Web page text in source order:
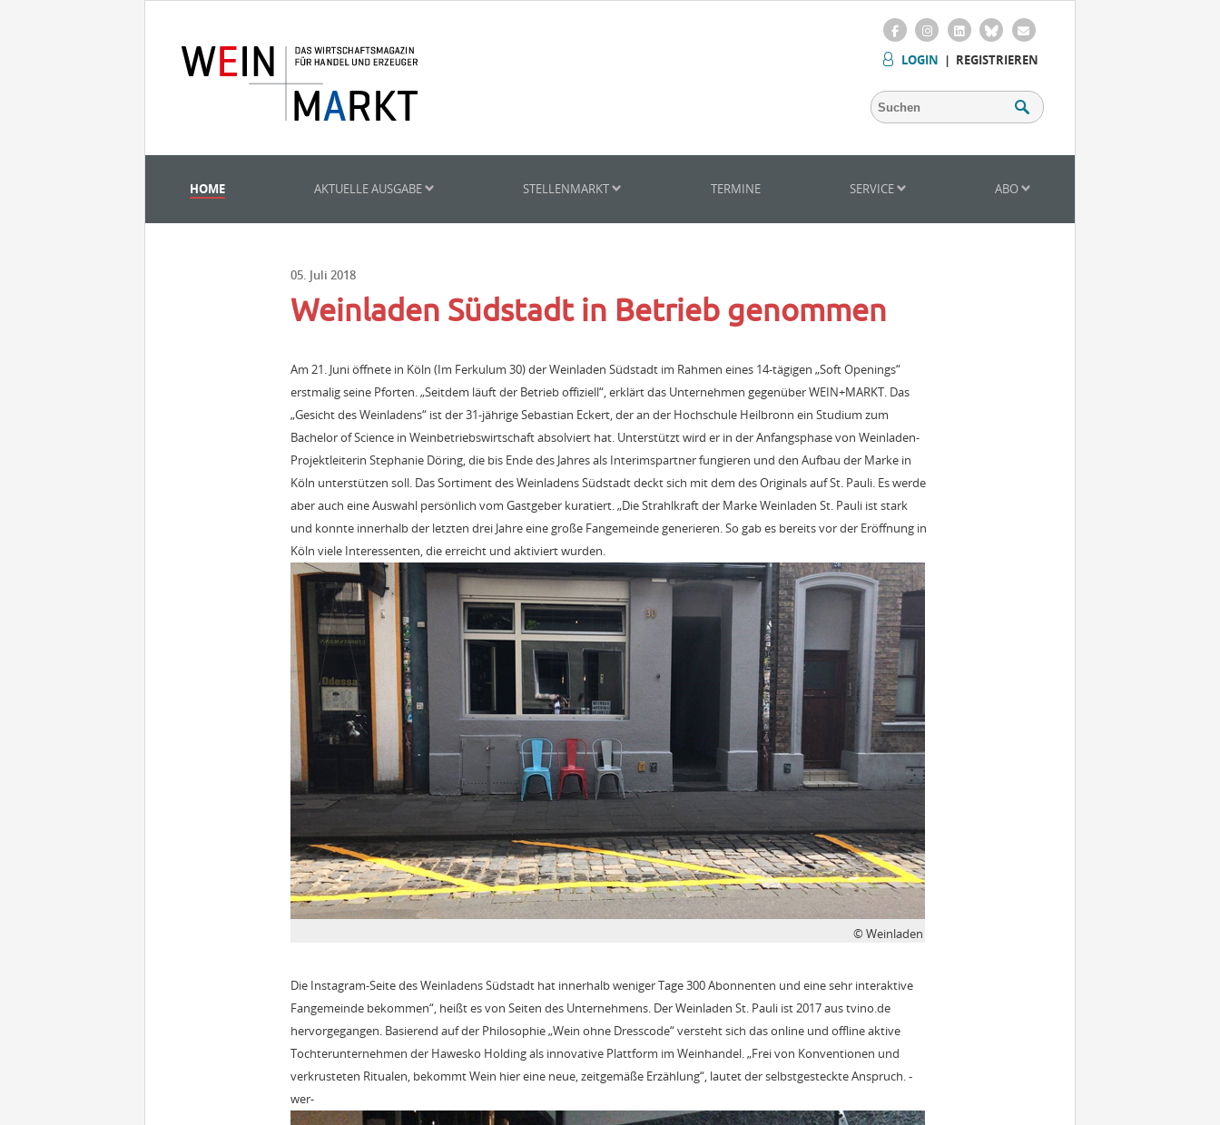
LOGIN | REGISTRIEREN
HOME AKTUELLE AUSGABE STELLENMARKT TERMINE SERVICE ABO
05. Juli 2018
Weinladen Südstadt in Betrieb genommen
Am 21. Juni öffnete in Köln (Im Ferkulum 30) der Weinladen Südstadt im Rahmen eines 14-tägigen „Soft Openings“
erstmalig seine Pforten. „Seitdem läuft der Betrieb offiziell“, erklärt das Unternehmen gegenüber WEIN+MARKT. Das
„Gesicht des Weinladens“ ist der 31-jährige Sebastian Eckert, der an der Hochschule Heilbronn ein Studium zum
Bachelor of Science in Weinbetriebswirtschaft absolviert hat. Unterstützt wird er in der Anfangsphase von Weinladen-
Projektleiterin Stephanie Döring, die bis Ende des Jahres als Interimspartner fungieren und den Aufbau der Marke in
Köln unterstützen soll. Das Sortiment des Weinladens Südstadt deckt sich mit dem des Originals auf St. Pauli. Es werde
aber auch eine Auswahl persönlich vom Gastgeber kuratiert. „Die Strahlkraft der Marke Weinladen St. Pauli ist stark
und konnte innerhalb der letzten drei Jahre eine große Fangemeinde generieren. So gab es bereits vor der Eröffnung in
Köln viele Interessenten, die erreicht und aktiviert wurden.
© Weinladen
Die Instagram-Seite des Weinladens Südstadt hat innerhalb weniger Tage 300 Abonnenten und eine sehr interaktive
Fangemeinde bekommen“, heißt es von Seiten des Unternehmens. Der Weinladen St. Pauli ist 2017 aus tvino.de
hervorgegangen. Basierend auf der Philosophie „Wein ohne Dresscode“ versteht sich das online und offline aktive
Tochterunternehmen der Hawesko Holding als innovative Plattform im Weinhandel. „Frei von Konventionen und
verkrusteten Ritualen, bekommt Wein hier eine neue, zeitgemäße Erzählung“, lautet der selbstgesteckte Anspruch. -
wer-